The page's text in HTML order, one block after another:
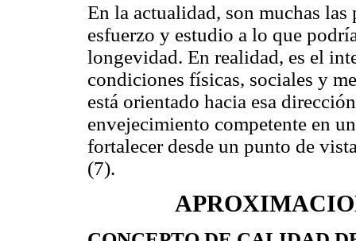
En la actualidad, son muchas
esfuerzo y estudio a lo que
longevidad. En realidad, es el
condiciones físicas, sociales y
está orientado hacia esa
envejecimiento competente en
fortalecer desde un punto de
(7).